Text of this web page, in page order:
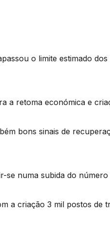
o limite estimado
a retoma económica e
bons sinais de
se numa subida do número
a criação 3 mil postos de